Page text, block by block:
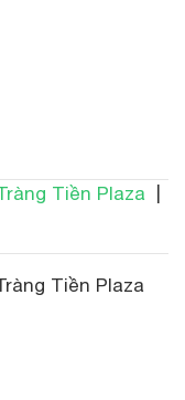
Tiền Plaza
Tiền Plaza